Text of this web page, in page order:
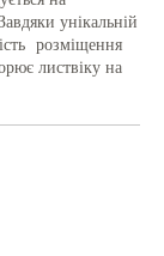
унікальній
розміщення
листвіку на